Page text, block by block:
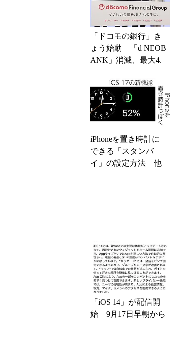
「ドコモの銀行」き
ょう始動 「d NEOB
ANK」消滅、最大4.
iPhoneを置き時計に
できる「スタンバ
イ」の設定方法 他
「iOS 14」が配信開
始 9月17日早朝から